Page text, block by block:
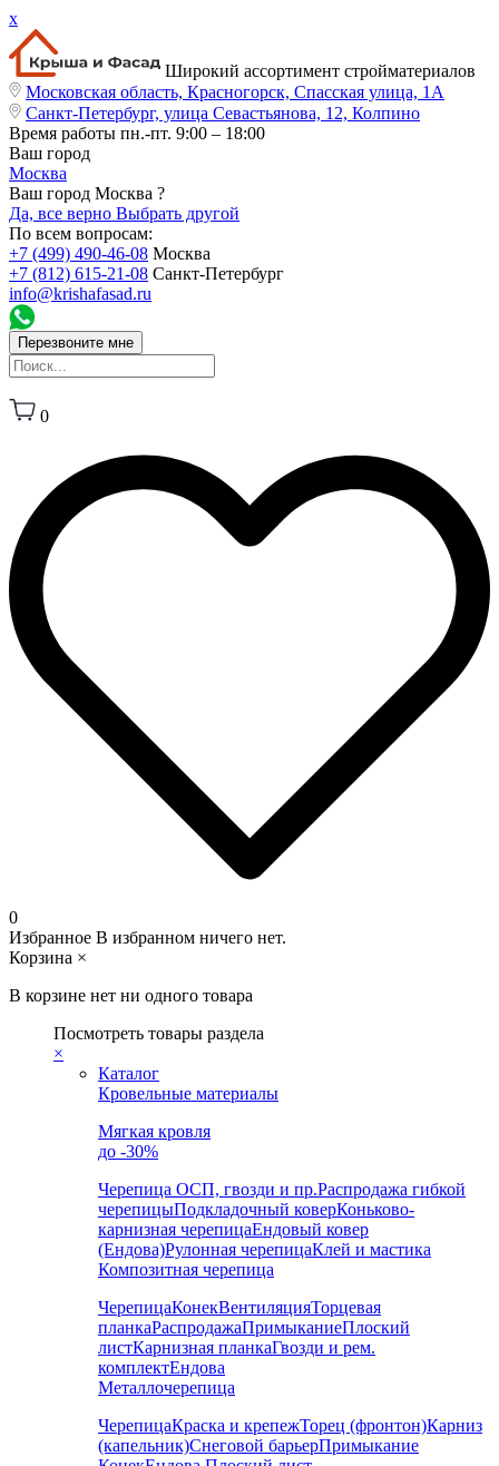
x
Широкий ассортимент стройматериалов
Московская область, Красногорск, Спасская улица, 1А
Санкт-Петербург, улица Севастьянова, 12, Колпино
Время работы пн.-пт. 9:00 – 18:00
Ваш город
Москва
Ваш город Москва ?
Да, все верно Выбрать другой
По всем вопросам:
+7 (499) 490-46-08 Москва
+7 (812) 615-21-08 Санкт-Петербург
info@krishafasad.ru
Перезвоните мне
0
0
Избранное В избранном ничего нет.
Корзина ×
В корзине нет ни одного товара
Посмотреть товары раздела
×
Каталог
Кровельные материалы
Мягкая кровля
до -30%
Черепица ОСП, гвозди и пр.Распродажа гибкой
черепицыПодкладочный коверКоньково-
карнизная черепицаЕндовый ковер
(Ендова)Рулонная черепицаКлей и мастика
Композитная черепица
ЧерепицаКонекВентиляцияТорцевая
планкаРаспродажаПримыканиеПлоский
листКарнизная планкаГвозди и рем.
комплектЕндова
Металлочерепица
ЧерепицаКраска и крепежТорец (фронтон)Карниз
(капельник)Снеговой барьерПримыкание